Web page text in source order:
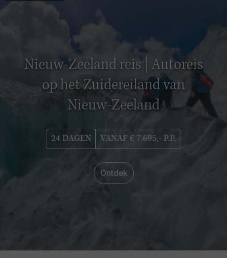
Nieuw-Zeeland reis | Autoreis
op het Zuidereiland van
Nieuw-Zeeland
24 DAGEN VANAF € 7.695,- P.P.
Ontdek